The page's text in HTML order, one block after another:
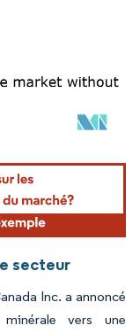
une attribution sous CC BY
secteur
Inc. a annoncé
vers une